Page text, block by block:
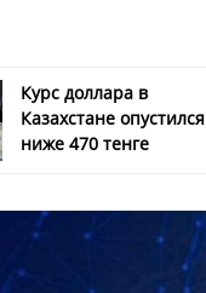
Курс доллара в
Казахстане опустился
ниже 470 тенге